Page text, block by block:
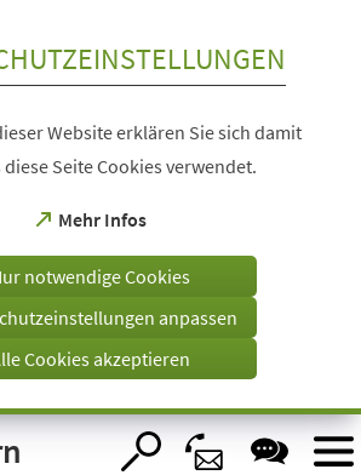
Website erklären Sie sich damit
Seite Cookies verwendet.
Mehr Infos
(Öffnet
einem
Tab)
notwendige Cookies
anpassen
Cookies akzeptieren